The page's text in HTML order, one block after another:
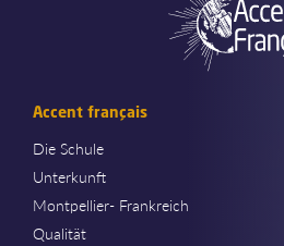
Accent français
Die Schule
Unterkunft
Montpellier- Frankreich
Qualität